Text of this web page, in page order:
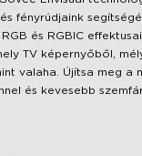
fényrúdjaink
és RGBIC
TV képernyőből,
valaha. Újítsa meg a
és kevesebb